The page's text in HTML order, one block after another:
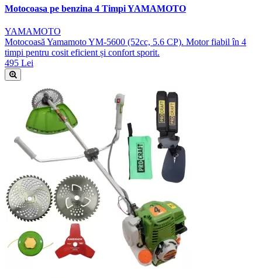
Motocoasa pe benzina 4 Timpi YAMAMOTO
YAMAMOTO
Motocoasă Yamamoto YM-5600 (52cc, 5.6 CP). Motor fiabil în 4
timpi pentru cosit eficient și confort sporit.
495 Lei